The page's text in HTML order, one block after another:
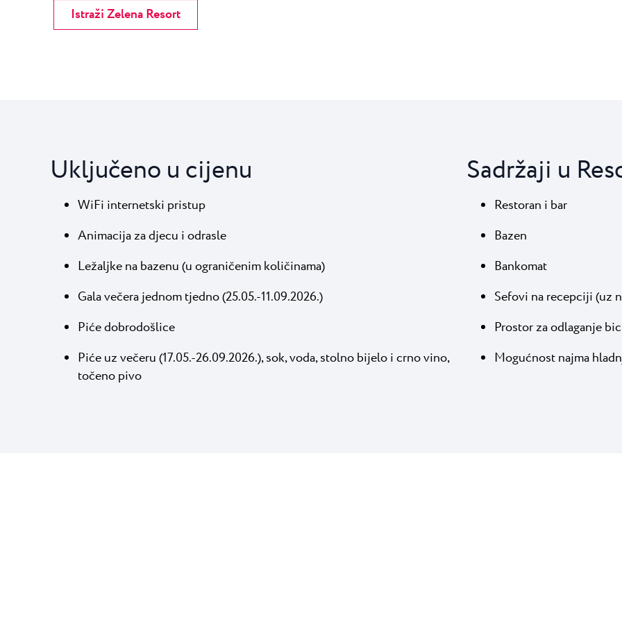
Istraži Zelena Resort
Uključeno u cijenu
WiFi internetski pristup
Animacija za djecu i odrasle
Ležaljke na bazenu (u ograničenim količinama)
Gala večera jednom tjedno (25.05.-11.09.2026.)
Piće dobrodošlice
Piće uz večeru (17.05.-26.09.2026.), sok, voda, stolno bijelo i crno vino,
točeno pivo
Sadržaji u
Restoran i bar
Bazen
Bankomat
Sefovi na recepciji (uz
Prostor za odlaganje
Mogućnost najma